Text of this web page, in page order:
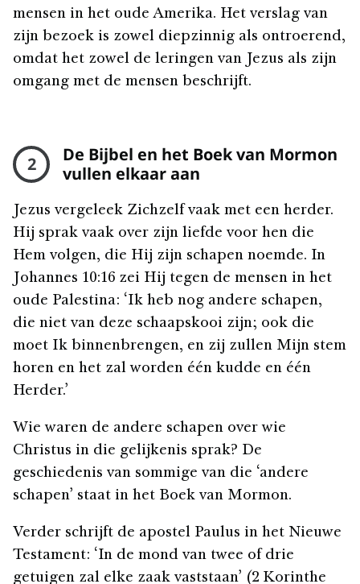
mensen in het oude Amerika. Het verslag van
zijn bezoek is zowel diepzinnig als ontroerend,
omdat het zowel de leringen van Jezus als zijn
omgang met de mensen beschrijft.
2
De Bijbel en het Boek van Mormon
vullen elkaar aan
Jezus vergeleek Zichzelf vaak met een herder.
Hij sprak vaak over zijn liefde voor hen die
Hem volgen, die Hij zijn schapen noemde. In
Johannes 10:16 zei Hij tegen de mensen in het
oude Palestina: ‘Ik heb nog andere schapen,
die niet van deze schaapskooi zijn; ook die
moet Ik binnenbrengen, en zij zullen Mijn stem
horen en het zal worden één kudde en één
Herder.’
Wie waren de andere schapen over wie
Christus in die gelijkenis sprak? De
geschiedenis van sommige van die ‘andere
schapen’ staat in het Boek van Mormon.
Verder schrijft de apostel Paulus in het Nieuwe
Testament: ‘In de mond van twee of drie
getuigen zal elke zaak vaststaan’ (2 Korinthe